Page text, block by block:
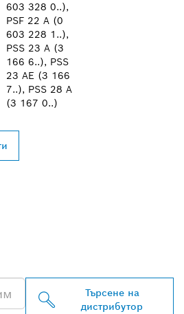
603 328 0..),
PSF 22 A (0
603 228 1..),
PSS 23 A (3
166 6..), PSS
23 AE (3 166
7..), PSS 28 A
(3 167 0..)
Търсене на
дистрибутор